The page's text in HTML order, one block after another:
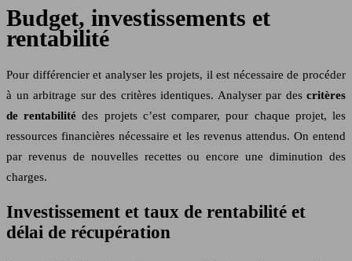
Budget, investissements et
rentabilité
Pour différencier et analyser les projets, il est nécessaire de procéder
à un arbitrage sur des critères identiques. Analyser par des critères
de rentabilité des projets c’est comparer, pour chaque projet, les
ressources financières nécessaire et les revenus attendus. On entend
par revenus de nouvelles recettes ou encore une diminution des
charges.
Investissement et taux de rentabilité et
délai de récupération